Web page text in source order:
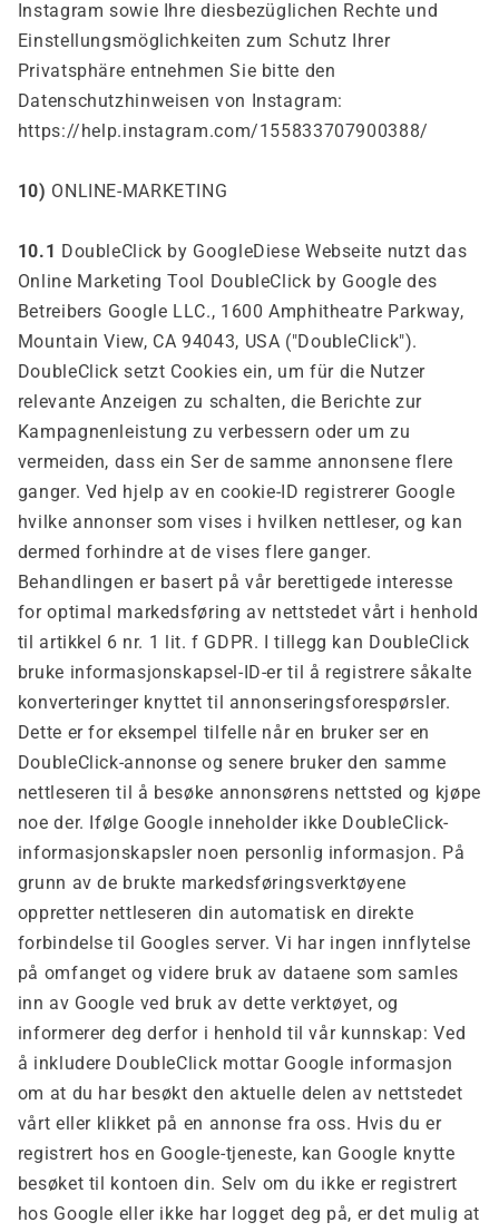
Instagram sowie Ihre diesbezüglichen Rechte und
Einstellungsmöglichkeiten zum Schutz Ihrer
Privatsphäre entnehmen Sie bitte den
Datenschutzhinweisen von Instagram:
https://help.instagram.com/155833707900388/
10) ONLINE-MARKETING
10.1 DoubleClick by GoogleDiese Webseite nutzt das
Online Marketing Tool DoubleClick by Google des
Betreibers Google LLC., 1600 Amphitheatre Parkway,
Mountain View, CA 94043, USA ("DoubleClick").
DoubleClick setzt Cookies ein, um für die Nutzer
relevante Anzeigen zu schalten, die Berichte zur
Kampagnenleistung zu verbessern oder um zu
vermeiden, dass einSer de samme annonsene flere
ganger. Ved hjelp av en cookie-ID registrerer Google
hvilke annonser som vises i hvilken nettleser, og kan
dermed forhindre at de vises flere ganger.
Behandlingen er basert på vår berettigede interesse
for optimal markedsføring av nettstedet vårt i henhold
til artikkel 6 nr. 1 lit. f GDPR. I tillegg kan DoubleClick
bruke informasjonskapsel-ID-er til å registrere såkalte
konverteringer knyttet til annonseringsforespørsler.
Dette er for eksempel tilfelle når en bruker ser en
DoubleClick-annonse og senere bruker den samme
nettleseren til å besøke annonsørens nettsted og kjøpe
noe der. Ifølge Google inneholder ikke DoubleClick-
informasjonskapsler noen personlig informasjon. På
grunn av de brukte markedsføringsverktøyene
oppretter nettleseren din automatisk en direkte
forbindelse til Googles server. Vi har ingen innflytelse
på omfanget og videre bruk av dataene som samles
inn av Google ved bruk av dette verktøyet, og
informerer deg derfor i henhold til vår kunnskap: Ved
å inkludere DoubleClick mottar Google informasjon
om at du har besøkt den aktuelle delen av nettstedet
vårt eller klikket på en annonse fra oss. Hvis du er
registrert hos en Google-tjeneste, kan Google knytte
besøket til kontoen din. Selv om du ikke er registrert
hos Google eller ikke har logget deg på, er det mulig at